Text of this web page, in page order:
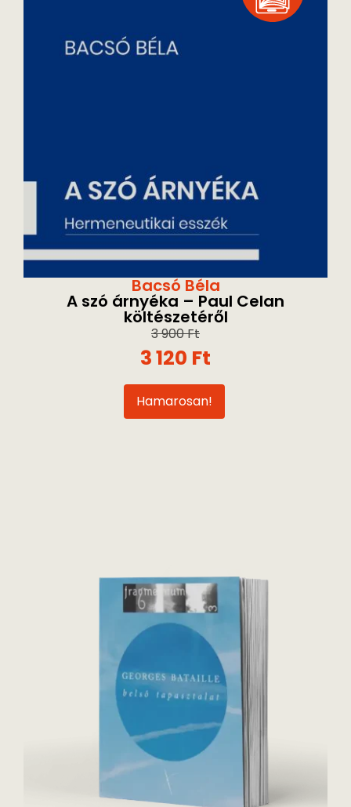
Bacsó Béla
A szó árnyéka – Paul Celan
költészetéről
3 900Ft
3 120 Ft
Hamarosan!